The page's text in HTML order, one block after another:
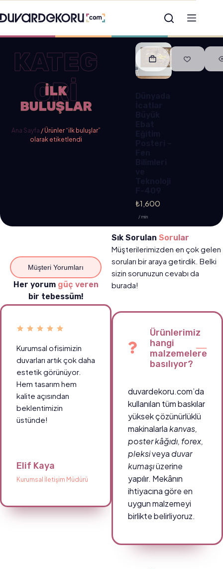
KATEG
ORİ
ILK
BULUŞLAR
Ana Sayfa / Ürünler “ilk buluşlar”
olarak etiketlendi
₺1,600
/ min
Müşteri Yorumları
Her yorum güç veren
bir tebessüm!
Kurumsal ofisimizin
duvarları artık çok daha
estetik görünüyor.
Hem tasarım hem
kalite açısından
beklentimizin
üstünde!
Elif Kaya
Kurumsal İletişim Müdürü
Sık Sorulan Sorular
Müşterilerimizden en çok gelen
soruları bir araya getirdik. Belki
sizin sorunuzun cevabı da
burada!
Ürünlerimiz
hangi
malzemelere
basılıyor?
duvardekoru.com’da
kullanılan tüm baskılar
yüksek çözünürlüklü
makinalarlakanvas,
poster kâğıdı, forex,
pleksiveya duvar
kumaşıüzerine
yapılır. Mekânın
ihtiyacına göre en
uygun malzemeyi
birlikte belirliyoruz.